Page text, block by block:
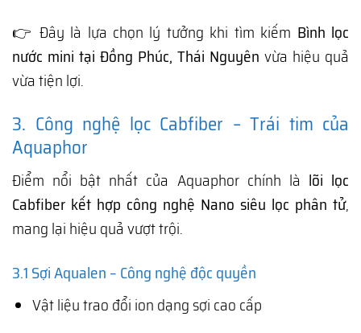
👉 Đây là lựa chọn lý tưởng khi tìm kiếm Bình lọc
nước mini tại Đồng Phúc, Thái Nguyên vừa hiệu quả
vừa tiện lợi.
3. Công nghệ lọc Cabfiber – Trái tim của
Aquaphor
Điểm nổi bật nhất của Aquaphor chính là lõi lọc
Cabfiber kết hợp công nghệ Nano siêu lọc phân tử,
mang lại hiệu quả vượt trội.
3.1 Sợi Aqualen – Công nghệ độc quyền
Vật liệu trao đổi ion dạng sợi cao cấp